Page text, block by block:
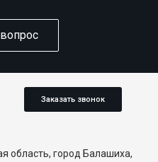
Заказать звонок
область, город Балашиха,